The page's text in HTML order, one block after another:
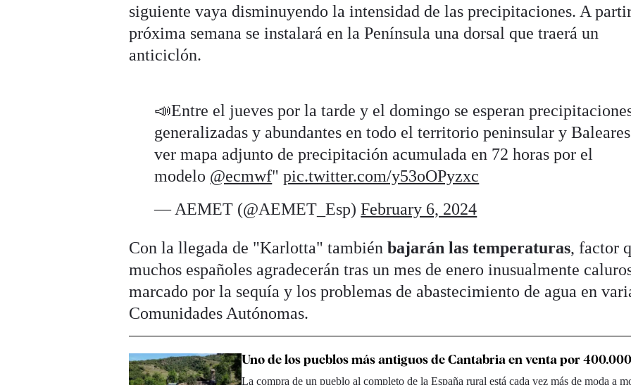
siguiente vaya disminuyendo la intensidad de las precipitaciones. A
próxima semana se instalará en la Península una dorsal que traerá un
anticiclón.
📣Entre el jueves por la tarde y el domingo se esperan
generalizadas y abundantes en todo el territorio peninsular y
ver mapa adjunto de precipitación acumulada en 72 horas por el
modelo @ecmwf"pic.twitter.com/y53oOPyzxc
— AEMET (@AEMET_Esp)February 6, 2024
Con la llegada de "Karlotta" tambiénbajarán las temperaturas, factor
muchos españoles agradecerán tras un mes de enero inusualmente
marcado por la sequía y los problemas de abastecimiento de agua en
Comunidades Autónomas.
Uno de los pueblos más antiguos de Cantabria en venta por
La compra de un pueblo al completo de la España rural está cada vez más de moda a